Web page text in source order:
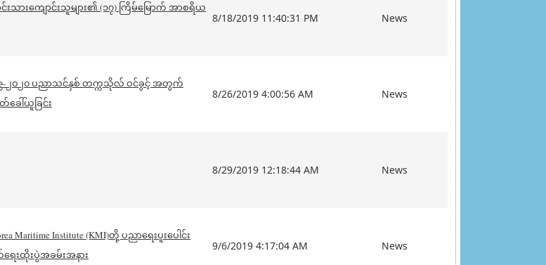
သားကျောင်းသူများ၏ (၁၇) ကြိမ်မြောက် အာစရိယ
8/18/2019 11:40:31 PM News
၉-၂၀၂၀ ပညာသင်နှစ် တက္ကသိုလ် ဝင်ခွင့် အတွက်
ေါ်ယူခြင်း
8/26/2019 4:00:56 AM News
8/29/2019 12:18:44 AM News
Maritime Institute (KMI)တို့ ပညာရေးပူးပေါင်း
ေးထိုးပွဲအခမ်းအနား
9/6/2019 4:17:04 AM News